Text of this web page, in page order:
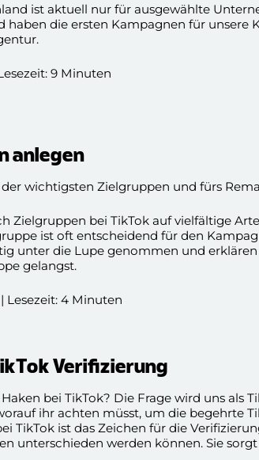
ist aktuell nur für ausgewählte
haben die ersten Kampagnen für unsere
9 Minuten
anlegen
wichtigsten Zielgruppen und fürs
Zielgruppen bei TikTok auf vielfältige
ist oft entscheidend für den
unter die Lupe genommen und
gelangst.
Lesezeit: 4 Minuten
Verifizierung
bei TikTok? Die Frage wird uns als
ihr achten müsst, um die begehrte
TikTok ist das Zeichen für die
unterschieden werden können. Sie